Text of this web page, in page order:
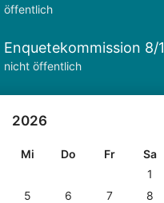
öffentlich
Enquetekommission 8/1
nicht öffentlich
2026
Mi Do Fr Sa
1
5 6 7 8